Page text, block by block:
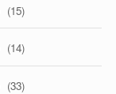
(15)
(14)
(33)